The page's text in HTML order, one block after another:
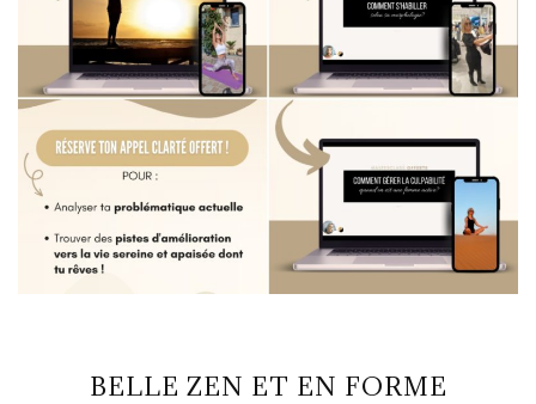
BELLE ZEN ET EN FORME